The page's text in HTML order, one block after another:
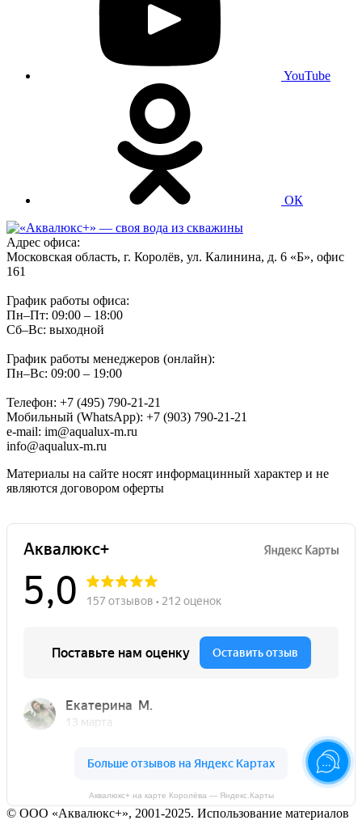
YouTube
ОК
Адрес офиса:
Московская область, г. Королёв, ул. Калинина, д. 6 «Б», офис
161
График работы офиса:
Пн–Пт: 09:00 – 18:00
Сб–Вс: выходной
График работы менеджеров (онлайн):
Пн–Вс: 09:00 – 19:00
Телефон: +7 (495) 790-21-21
Мобильный (WhatsApp): +7 (903) 790-21-21
e-mail: im@aqualux-m.ru
info@aqualux-m.ru
Материалы на сайте носят информацинный характер и не
являются договором оферты
Аквалюкс+ на карте Королёва — Яндекс.Карты
© ООО «Аквалюкс+», 2001-2025. Использование материалов